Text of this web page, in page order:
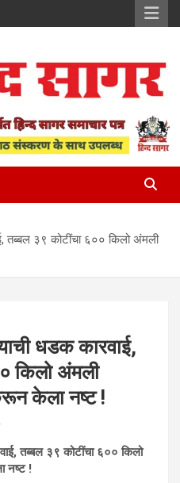
तब्बल ३९ कोटींचा ६०० किलो अंमली
धडक कारवाई,
किलो अंमली
केला नष्ट !
तब्बल ३९ कोटींचा ६०० किलो
नष्ट !